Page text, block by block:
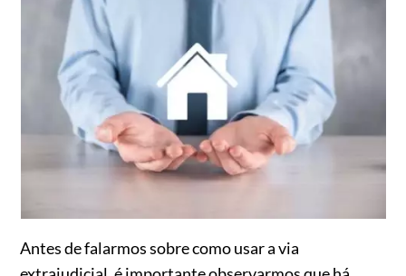
Antes de falarmos sobre como usar a via